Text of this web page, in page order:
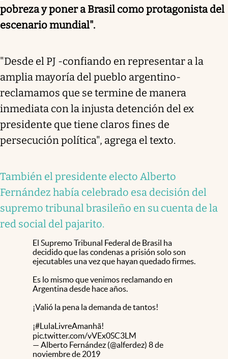
pobreza y poner a Brasil como protagonista del
escenario mundial".
"Desde el PJ -confiando en representar a la
amplia mayoría del pueblo argentino-
reclamamos que se termine de manera
inmediata con la injusta detención del ex
presidente que tiene claros fines de
persecución política", agrega el texto.
También el presidente electo Alberto
Fernández había celebrado esa decisión del
supremo tribunal brasileño en su cuenta de la
red social del pajarito.
El Supremo Tribunal Federal de Brasil ha
decidido que las condenas a prisión solo son
ejecutables una vez que hayan quedado firmes.
Es lo mismo que venimos reclamando en
Argentina desde hace años.
¡Valió la pena la demanda de tantos!
¡#LulaLivreAmanhã!
pic.twitter.com/vVEx0SC3LM
— Alberto Fernández (@alferdez) 8 de
noviembre de 2019